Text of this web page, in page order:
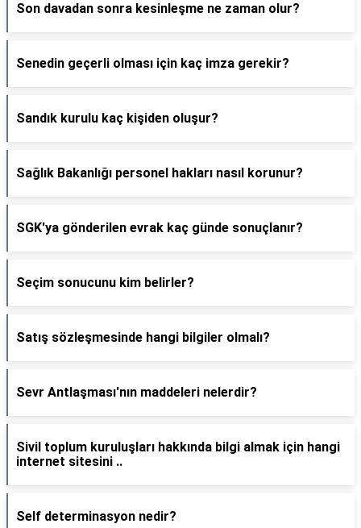
Son davadan sonra kesinleşme ne zaman olur?
Senedin geçerli olması için kaç imza gerekir?
Sandık kurulu kaç kişiden oluşur?
Sağlık Bakanlığı personel hakları nasıl korunur?
SGK'ya gönderilen evrak kaç günde sonuçlanır?
Seçim sonucunu kim belirler?
Satış sözleşmesinde hangi bilgiler olmalı?
Sevr Antlaşması'nın maddeleri nelerdir?
Sivil toplum kuruluşları hakkında bilgi almak için hangi
internet sitesini ..
Self determinasyon nedir?